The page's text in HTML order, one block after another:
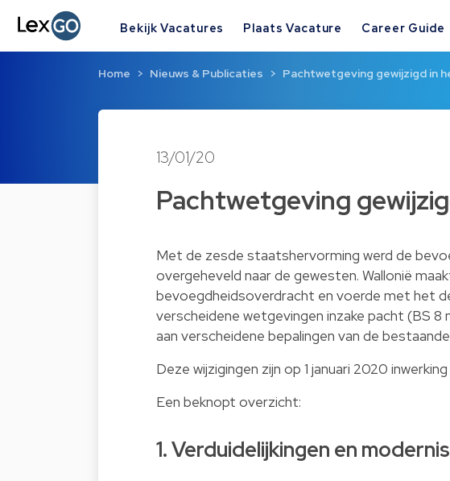
Bekijk Vacatures Plaats Vacature Career Guide
Home Nieuws & Publicaties Pachtwetgeving gewijzigd in
13/01/20
Pachtwetgeving
Met de zesde staatshervorming werd de
overgeheveld naar de gewesten. Wallonië
bevoegdheidsoverdracht en voerde met het
verscheidene wetgevingen inzake pacht (BS
aan verscheidene bepalingen van de
Deze wijzigingen zijn op 1 januari 2020
Een beknopt overzicht:
1. Verduidelijkingen en